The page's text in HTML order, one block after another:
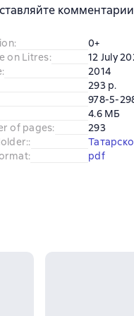
:
0+
on Litres:
12 July
:
2014
293 p.
978-5-
4.6 МБ
of pages:
293
:
: pdf